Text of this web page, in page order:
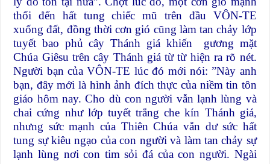
thổi đến hất tung chiếc mũ trên đầu VÔN-TE
xuống đất, đồng thời cơn gió cũng làm tan chảy lớp
tuyết bao phủ cây Thánh giá khiến gương mặt
Chúa Giêsu trên cây Thánh giá từ từ hiện ra rõ nét.
Người bạn của VÔN-TE lúc đó mới nói: ”Này anh
bạn, đây mới là hình ảnh đích thực của niềm tin tôn
giáo hôm nay. Cho dù con người vẫn lạnh lùng và
chai cứng như lớp tuyết trắng che kín Thánh giá,
nhưng sức mạnh của Thiên Chúa vẫn dư sức hất
tung sự kiêu ngạo của con người và làm tan chảy sự
lạnh lùng nơi con tim sỏi đá của con người. Ngài